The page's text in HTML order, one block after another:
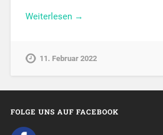
Weiterlesen →
11. Februar 2022
FOLGE UNS AUF FACEBOOK